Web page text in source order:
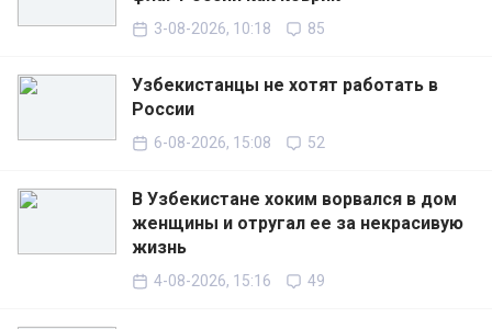
3-08-2026, 10:18 85
Узбекистанцы не хотят работать в
России
6-08-2026, 15:08 52
В Узбекистане хоким ворвался в дом
женщины и отругал ее за некрасивую
жизнь
4-08-2026, 15:16 49